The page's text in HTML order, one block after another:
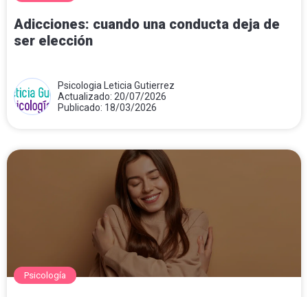
Adicciones: cuando una conducta deja de
ser elección
Psicologia Leticia Gutierrez
Actualizado: 20/07/2026
Publicado: 18/03/2026
Psicología